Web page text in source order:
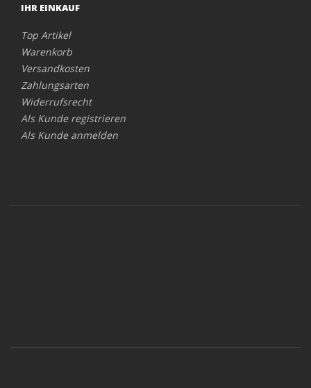
IHR EINKAUF
Top Artikel
Warenkorb
Versandkosten
Zahlungsarten
Widerrufsrecht
Als Kunde registrieren
Als Kunde anmelden